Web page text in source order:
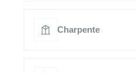
Charpente